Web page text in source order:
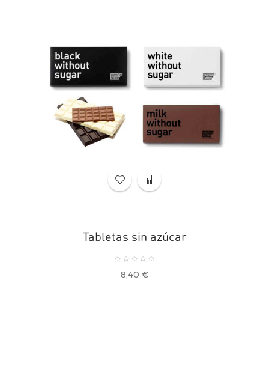
Tabletas sin azúcar
Precio
8,40 €